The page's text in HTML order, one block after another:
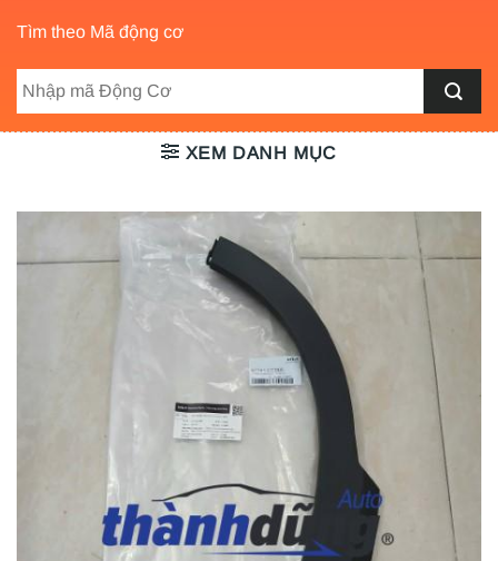
Tìm theo Mã động cơ
XEM DANH MỤC